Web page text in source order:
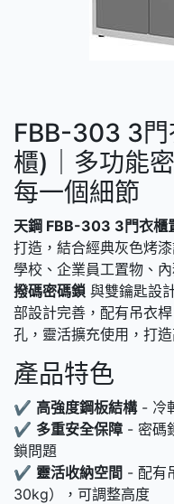
FBB-303 3門
櫃)｜多功能
每一個細節
天鋼 FBB-303 3門衣櫃
打造，結合經典灰色烤
學校、企業員工置物、
撥碼密碼鎖 與雙鑰匙設
部設計完善，配有吊衣
孔，靈活擴充使用，打
產品特色
✔ 高強度鋼板結構- 冷
✔ 多重安全保障 - 密碼
鎖問題
✔ 靈活收納空間 - 配有
30kg），可調整高度